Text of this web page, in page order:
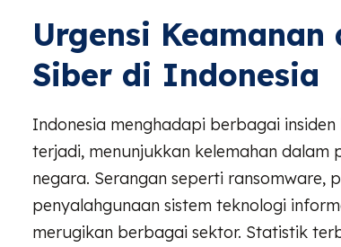
Urgensi Keamanan
Siber di Indonesia
Indonesia menghadapi berbagai
terjadi, menunjukkan kelemahan
negara. Serangan seperti ransomware,
penyalahgunaan sistem teknologi
merugikan berbagai sektor. Statistik